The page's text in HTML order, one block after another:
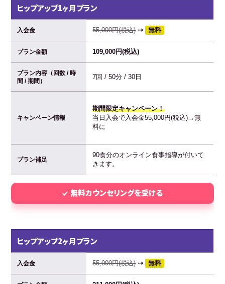
ヒップアップ1ヶ月プラン
入会金 55,000円(税込)⇢ 無料
プラン金額 109,000円(税込)
プラン内容（回数 / 時
間 / 期間）
7回 / 50分 / 30日
キャンペーン情報
期間限定キャンペーン！
当日入会で入会金55,000円(税込)→無
料に
プラン補足
90食分のオンライン食事指導が付いて
きます。
無料カウンセリングを受ける
ヒップアップ2ヶ月プラン
入会金 55,000円(税込)⇢ 無料